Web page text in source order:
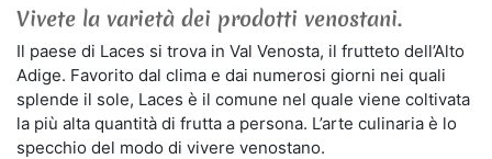
Vivete la varietà dei prodotti venostani.
Il paese di Laces si trova in Val Venosta, il frutteto dell’Alto
Adige. Favorito dal clima e dai numerosi giorni nei quali
splende il sole, Laces è il comune nel quale viene coltivata
la più alta quantità di frutta a persona. L’arte culinaria è lo
specchio del modo di vivere venostano.